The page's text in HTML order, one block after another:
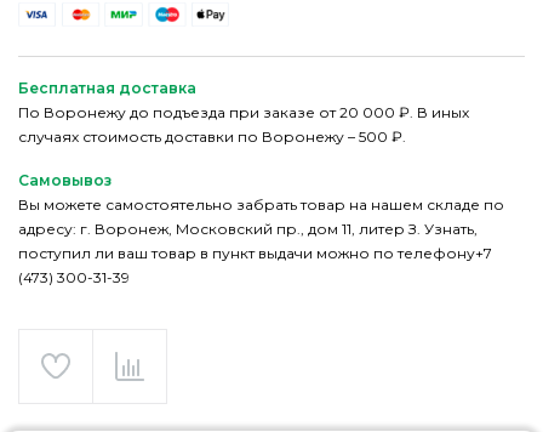
Бесплатная доставка
По Воронежу до подъезда при заказе от 20 000 ₽. В иных
случаях стоимость доставки по Воронежу – 500 ₽.
Самовывоз
Вы можете самостоятельно забрать товар на нашем складе по
адресу: г. Воронеж, Московский пр., дом 11, литер З. Узнать,
поступил ли ваш товар в пункт выдачи можно по телефону+7
(473) 300-31-39